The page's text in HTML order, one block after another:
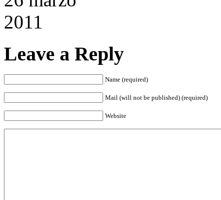
Leave a Reply
Name (required)
Mail (will not be published) (required)
Website